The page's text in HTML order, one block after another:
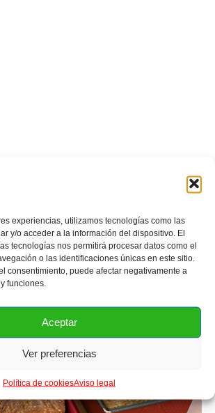
experiencias, utilizamos tecnologías como las
y/o acceder a la información del dispositivo. El
tecnologías nos permitirá procesar datos como el
o las identificaciones únicas en este sitio.
consentimiento, puede afectar negativamente a
funciones.
Aceptar
Ver preferencias
Política de cookiesAviso legal